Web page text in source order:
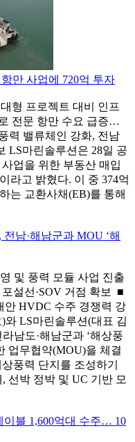
만 사업에 720억 투자
형 프로젝트 대비 인프
전문 항만 수요 급증…
력 밸류체인 강화, 전남
LS마린솔루션은 28일 공
업을 위한 부동산 매입
라고 밝혔다. 이 중 374억
는 교환사채(EB)를 통해
남·해남군과 MOU ‘해
및 풍력 모듈 사업 진출
설선·SOV 거점 확보 ■
안 HVDC 수주 경쟁력 강
와 LS마린솔루션(대표 김
남도·해남군과 ‘해상풍
업무협약(MOU)을 체결
풍력 단지를 조성하기
선박 정박 및 UC 기반 모
이블 1,600억대 수주… 10